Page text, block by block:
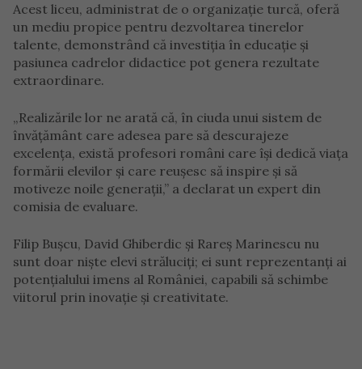
Acest liceu, administrat de o organizație turcă, oferă
un mediu propice pentru dezvoltarea tinerelor
talente, demonstrând că investiția în educație și
pasiunea cadrelor didactice pot genera rezultate
extraordinare.
„Realizările lor ne arată că, în ciuda unui sistem de
învățământ care adesea pare să descurajeze
excelența, există profesori români care își dedică viața
formării elevilor și care reușesc să inspire și să
motiveze noile generații,” a declarat un expert din
comisia de evaluare.
Filip Bușcu, David Ghiberdic și Rareș Marinescu nu
sunt doar niște elevi străluciți; ei sunt reprezentanți ai
potențialului imens al României, capabili să schimbe
viitorul prin inovație și creativitate.